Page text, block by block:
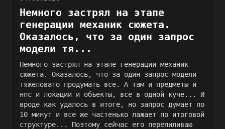
Немного застрял на этапе
генерации механик сюжета.
Оказалось, что за один запрос
модели тя...
Немного застрял на этапе генерации механик
сюжета. Оказалось, что за один запрос модели
тяжеловато продумать все. А там и предметы и
нпс и локации и объекты, все в одной куче... И
вроде как удалось в итоге, но запрос думает по
10 минут и все же частенько лажает по итоговой
структуре... Поэтому сейчас его перепиливаю